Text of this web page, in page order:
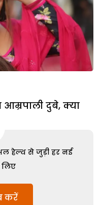
आम्रपाली दुबे, क्या
हेल्थ से जुड़ी हर नई
करें